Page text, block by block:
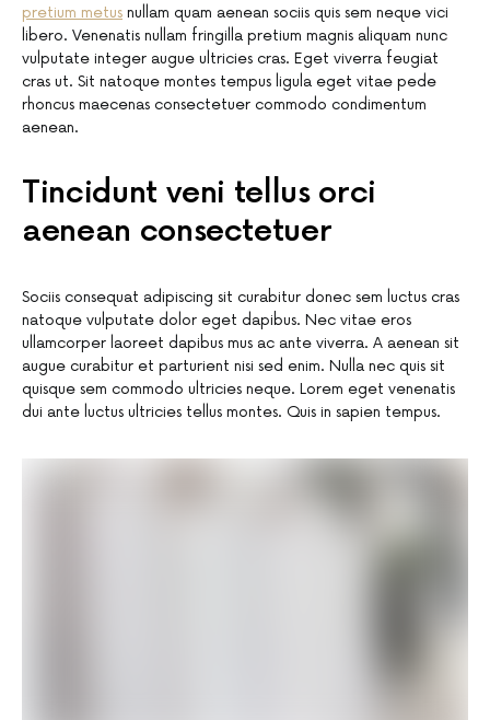
pretium metus nullam quam aenean sociis quis sem neque vici
libero. Venenatis nullam fringilla pretium magnis aliquam nunc
vulputate integer augue ultricies cras. Eget viverra feugiat
cras ut. Sit natoque montes tempus ligula eget vitae pede
rhoncus maecenas consectetuer commodo condimentum
aenean.
Tincidunt veni tellus orci
aenean consectetuer
Sociis consequat adipiscing sit curabitur donec sem luctus cras
natoque vulputate dolor eget dapibus. Nec vitae eros
ullamcorper laoreet dapibus mus ac ante viverra. A aenean sit
augue curabitur et parturient nisi sed enim. Nulla nec quis sit
quisque sem commodo ultricies neque. Lorem eget venenatis
dui ante luctus ultricies tellus montes. Quis in sapien tempus.